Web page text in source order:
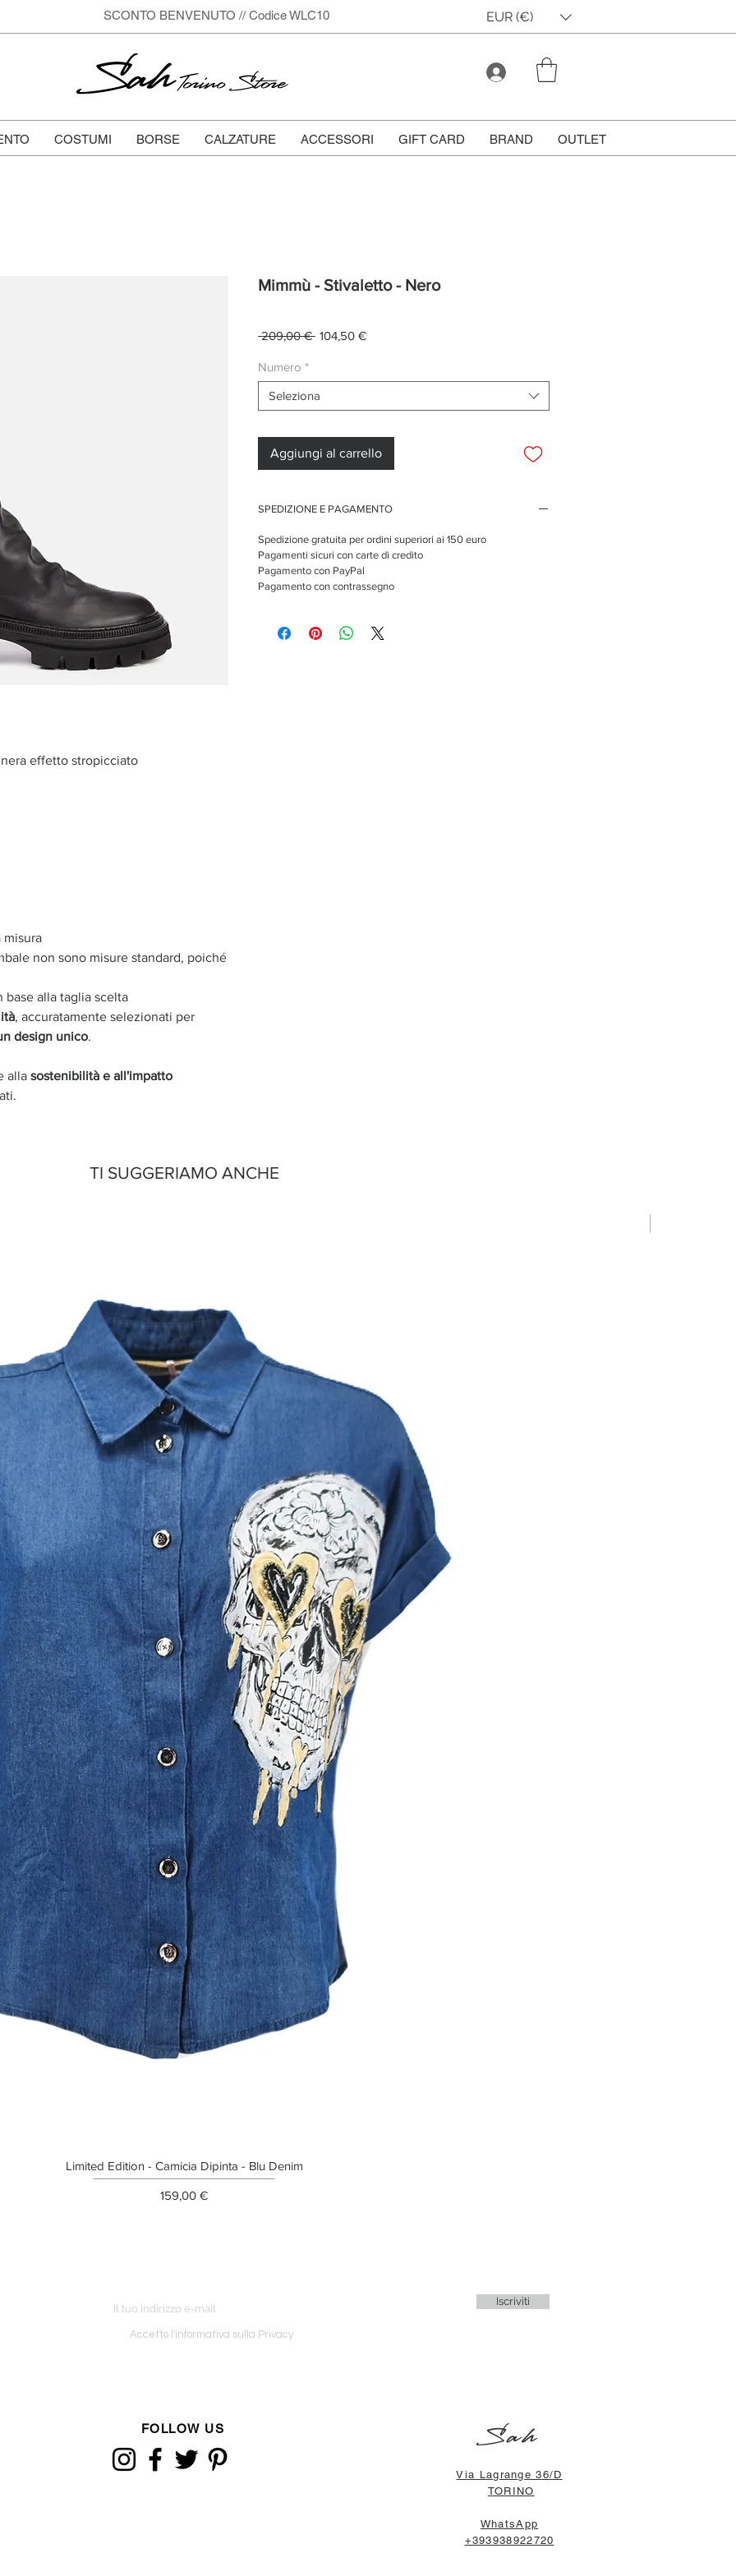
SCONTO BENVENUTO // Codice WLC10 EUR (€)
SahTorino Store
COSTUMI BORSE CALZATURE ACCESSORI GIFT CARD BRAND OUTLET
effetto stropicciato
misura
non sono misure standard, poiché
alla taglia scelta
, accuratamente selezionati per
design unico.
alla sostenibilità e all'impatto
Mimmù - Stivaletto - Nero
209,00 € Prezzo
104,50 €Prezzo
Numero *
Seleziona
Aggiungi al carrello
SPEDIZIONE E PAGAMENTO
Spedizione gratuita per ordini superiori ai 150 euro
Pagamenti sicuri con carte di credito
Pagamento con PayPal
Pagamento con contrassegno
TI SUGGERIAMO ANCHE
Limited Edition - Camicia Dipinta - Blu Denim
Prezzo
159,00 €
Iscriviti
Accetto l'informativa sulla Privacy
FOLLOW US Sah
Via Lagrange 36/D
TORINO
WhatsApp
+393938922720